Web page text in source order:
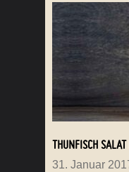
THUNFISCH
31. Januar